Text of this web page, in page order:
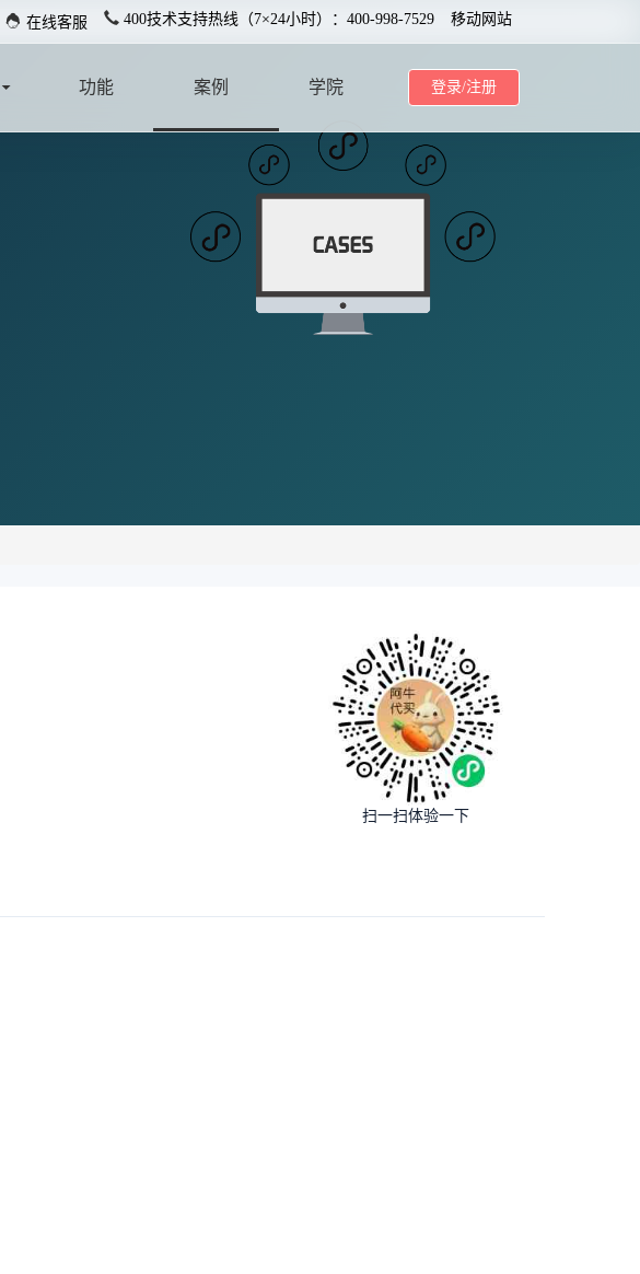
 在线客服 400技术支持热线（7×24小时）：400-998-7529 移动网站
登录/注册
功能 案例 学院
扫一扫体验一下